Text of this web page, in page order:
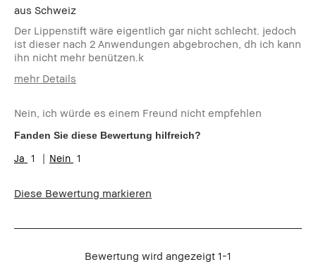
aus Schweiz
Der Lippenstift wäre eigentlich gar nicht schlecht. jedoch
ist dieser nach 2 Anwendungen abgebrochen, dh ich kann
ihn nicht mehr benützen.k
mehr Details
Hauttyp
Normal
Hautton
Hautbedürfnis(se)
erhalten?
Nein, ich würde es einem Freund nicht empfehlen
Fanden Sie diese Bewertung hilfreich?
1 1
Diese Bewertung markieren
Bewertung wird angezeigt 1-1